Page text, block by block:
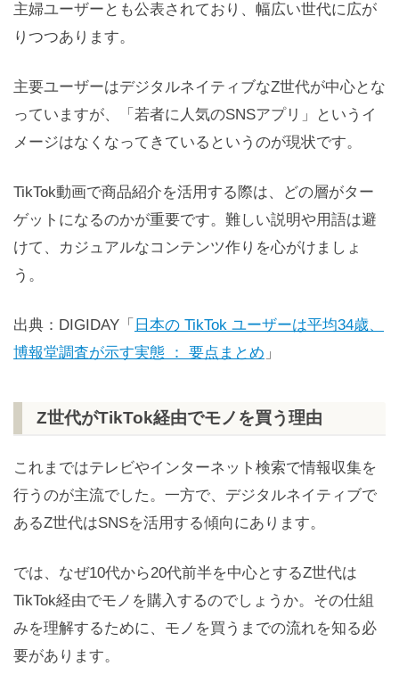
主婦ユーザーとも公表されており、幅広い世代に広が
りつつあります。
主要ユーザーはデジタルネイティブなZ世代が中心とな
っていますが、「若者に人気のSNSアプリ」というイ
メージはなくなってきているというのが現状です。
TikTok動画で商品紹介を活用する際は、どの層がター
ゲットになるのかが重要です。難しい説明や用語は避
けて、カジュアルなコンテンツ作りを心がけましょ
う。
出典：DIGIDAY「 日本の TikTok ユーザーは平均34歳、
博報堂調査が示す実態 ： 要点まとめ 」
Z世代がTikTok経由でモノを買う理由
これまではテレビやインターネット検索で情報収集を
行うのが主流でした。一方で、デジタルネイティブで
あるZ世代はSNSを活用する傾向にあります。
では、なぜ10代から20代前半を中心とするZ世代は
TikTok経由でモノを購入するのでしょうか。その仕組
みを理解するために、モノを買うまでの流れを知る必
要があります。